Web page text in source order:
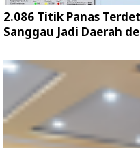
2.086 Titik Panas
Sanggau Jadi Daerah